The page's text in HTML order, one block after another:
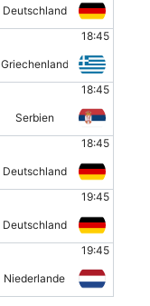
Deutschland
18:45
Griechenland
18:45
Serbien
18:45
Deutschland
19:45
Deutschland
19:45
Niederlande